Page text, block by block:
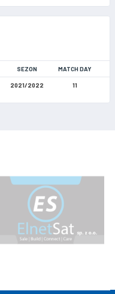
SEZON MATCH DAY
2021/2022 11